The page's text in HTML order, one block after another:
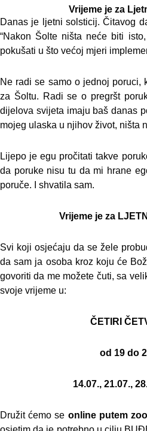
Vrijeme je za
Danas je ljetni solsticij. Čitavog
“Nakon Šolte ništa neće biti
pokušati u što većoj mjeri
Ne radi se samo o jednoj poruci,
za Šoltu. Radi se o pregršt
dijelova svijeta imaju baš danas
mojeg ulaska u njihov život, ništa
Lijepo je egu pročitati takve
da poruke nisu tu da mi hrane
poruče. I shvatila sam.
Vrijeme je za
Svi koji osjećaju da se žele
da sam ja osoba kroz koju će
govoriti da me možete čuti, sa
svoje vrijeme u:
ČETIRI
od 19 do
14.07., 21.07.,
Družit ćemo se online putem